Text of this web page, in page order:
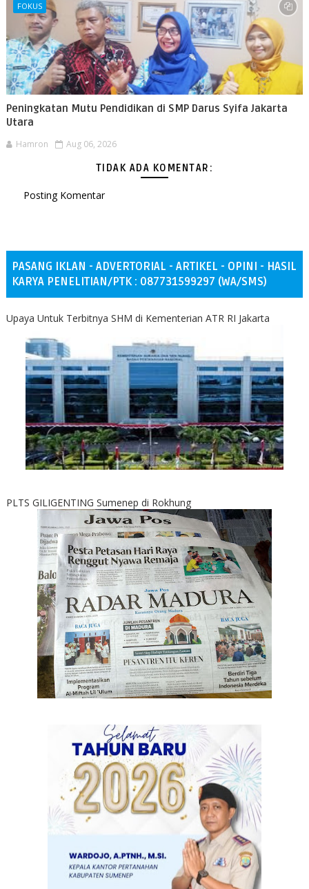
FOKUS
Peningkatan Mutu Pendidikan di SMP Darus Syifa Jakarta
Utara
Hamron Aug 06, 2026
TIDAK ADA KOMENTAR:
Posting Komentar
PASANG IKLAN - ADVERTORIAL - ARTIKEL - OPINI - HASIL
KARYA PENELITIAN/PTK : 087731599297 (WA/SMS)
Upaya Untuk Terbitnya SHM di Kementerian ATR RI Jakarta
PLTS GILIGENTING Sumenep di Rokhung